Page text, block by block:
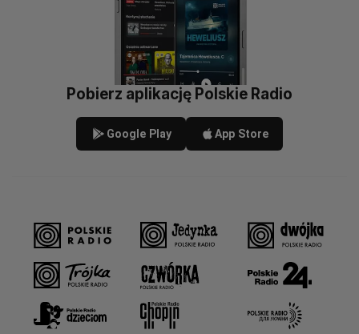
Pobierz aplikację Polskie Radio
Google Play App Store